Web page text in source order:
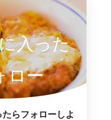
入った
ロー
らフォローしよ